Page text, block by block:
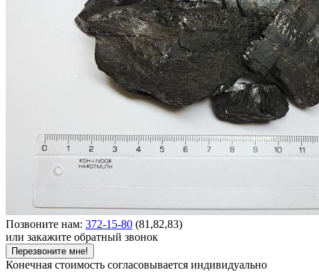
Позвоните нам: 372-15-80 (81,82,83)
или закажите обратный звонок
Перезвоните мне!
Конечная стоимость согласовывается индивидуально